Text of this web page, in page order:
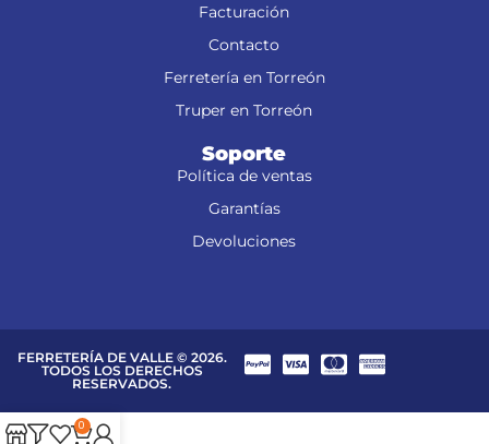
Facturación
Contacto
Ferretería en Torreón
Truper en Torreón
Soporte
Política de ventas
Garantías
Devoluciones
FERRETERÍA DE VALLE © 2026.
TODOS LOS DERECHOS
RESERVADOS.
0